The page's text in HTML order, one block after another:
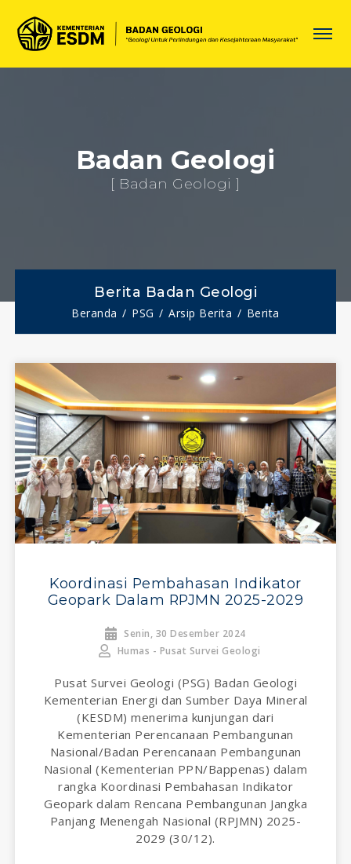
Badan Geologi
[ Badan Geologi ]
Berita Badan Geologi
Beranda PSG Arsip Berita Berita
Koordinasi Pembahasan Indikator
Geopark Dalam RPJMN 2025-2029
Senin, 30 Desember 2024
Humas - Pusat Survei Geologi
Pusat Survei Geologi (PSG) Badan Geologi
Kementerian Energi dan Sumber Daya Mineral
(KESDM) menerima kunjungan dari
Kementerian Perencanaan Pembangunan
Nasional/Badan Perencanaan Pembangunan
Nasional (Kementerian PPN/Bappenas) dalam
rangka Koordinasi Pembahasan Indikator
Geopark dalam Rencana Pembangunan Jangka
Panjang Menengah Nasional (RPJMN) 2025-
2029 (30/12).